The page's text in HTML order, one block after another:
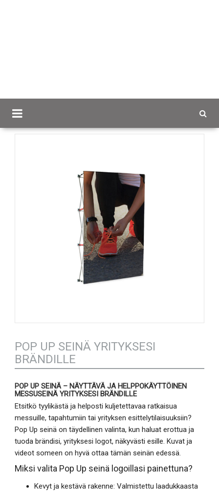
POP UP SEINÄ YRITYKSESI
BRÄNDILLE
POP UP SEINÄ – NÄYTTÄVÄ JA HELPPOKÄYTTÖINEN
MESSUSEINÄ YRITYKSESI BRÄNDILLE
Etsitkö tyylikästä ja helposti kuljetettavaa ratkaisua
messuille, tapahtumiin tai yrityksen esittelytilaisuuksiin?
Pop Up seinä on täydellinen valinta, kun haluat erottua ja
tuoda brändisi, yrityksesi logot, näkyvästi esille. Kuvat ja
videot someen on hyvä ottaa tämän seinän edessä.
Miksi valita Pop Up seinä logoillasi painettuna?
Kevyt ja kestävä rakenne: Valmistettu laadukkaasta